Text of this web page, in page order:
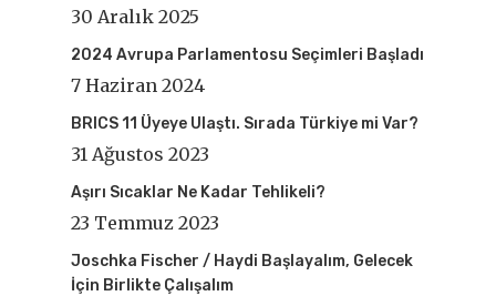
30 Aralık 2025
2024 Avrupa Parlamentosu Seçimleri Başladı
7 Haziran 2024
BRICS 11 Üyeye Ulaştı. Sırada Türkiye mi Var?
31 Ağustos 2023
Aşırı Sıcaklar Ne Kadar Tehlikeli?
23 Temmuz 2023
Joschka Fischer / Haydi Başlayalım, Gelecek
İçin Birlikte Çalışalım